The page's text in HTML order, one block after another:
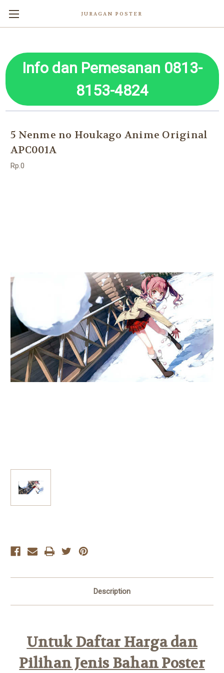
JURAGAN POSTER
Info dan Pemesanan 0813-
8153-4824
5 Nenme no Houkago Anime Original
APC001A
Rp.0
Description
Untuk Daftar Harga dan
Pilihan Jenis Bahan Poster